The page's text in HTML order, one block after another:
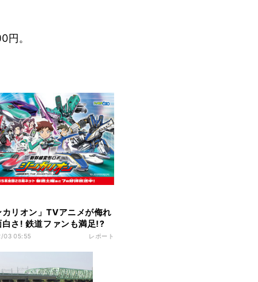
円。
カリオン」TVアニメが侮れ
白さ! 鉄道ファンも満足!?
03 05:55 レポート